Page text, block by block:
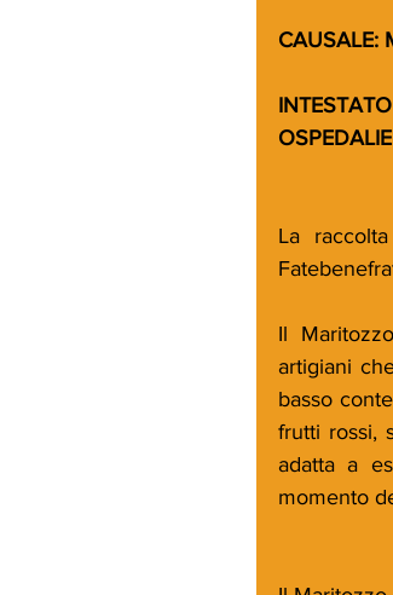
CAUSALE:
La
Il
artigiani
basso
frutti rossi,
adatta a
momento